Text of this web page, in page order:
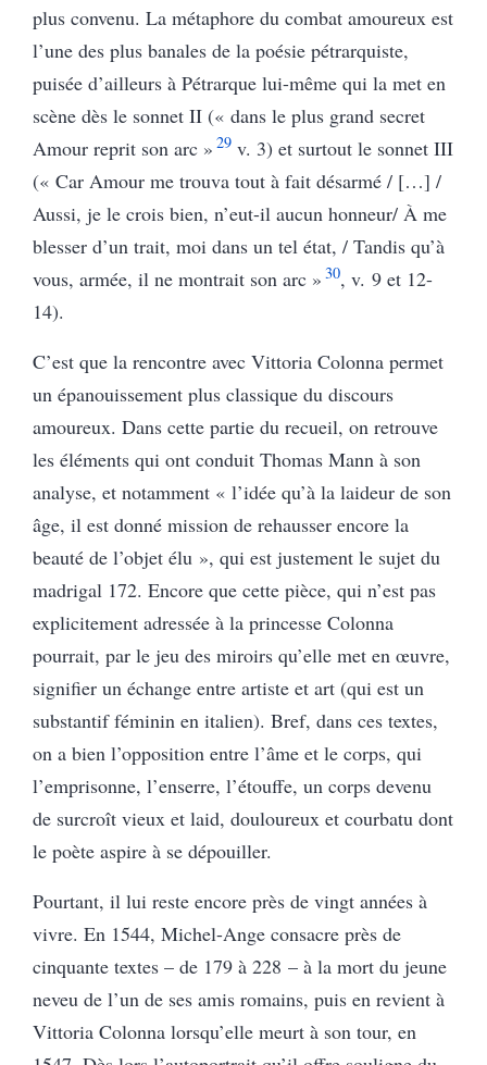
plus convenu. La métaphore du combat amoureux est
l’une des plus banales de la poésie pétrarquiste,
puisée d’ailleurs à Pétrarque lui-même qui la met en
scène dès le sonnet II (« dans le plus grand secret
Amour reprit son arc » 29v. 3) et surtout le sonnet III
(« Car Amour me trouva tout à fait désarmé / […] /
Aussi, je le crois bien, n’eut-il aucun honneur/ À me
blesser d’un trait, moi dans un tel état, / Tandis qu’à
vous, armée, il ne montrait son arc » 30, v. 9 et 12-
14).
C’est que la rencontre avec Vittoria Colonna permet
un épanouissement plus classique du discours
amoureux. Dans cette partie du recueil, on retrouve
les éléments qui ont conduit Thomas Mann à son
analyse, et notamment « l’idée qu’à la laideur de son
âge, il est donné mission de rehausser encore la
beauté de l’objet élu », qui est justement le sujet du
madrigal 172. Encore que cette pièce, qui n’est pas
explicitement adressée à la princesse Colonna
pourrait, par le jeu des miroirs qu’elle met en œuvre,
signifier un échange entre artiste et art (qui est un
substantif féminin en italien). Bref, dans ces textes,
on a bien l’opposition entre l’âme et le corps, qui
l’emprisonne, l’enserre, l’étouffe, un corps devenu
de surcroît vieux et laid, douloureux et courbatu dont
le poète aspire à se dépouiller.
Pourtant, il lui reste encore près de vingt années à
vivre. En 1544, Michel-Ange consacre près de
cinquante textes – de 179 à 228 – à la mort du jeune
neveu de l’un de ses amis romains, puis en revient à
Vittoria Colonna lorsqu’elle meurt à son tour, en